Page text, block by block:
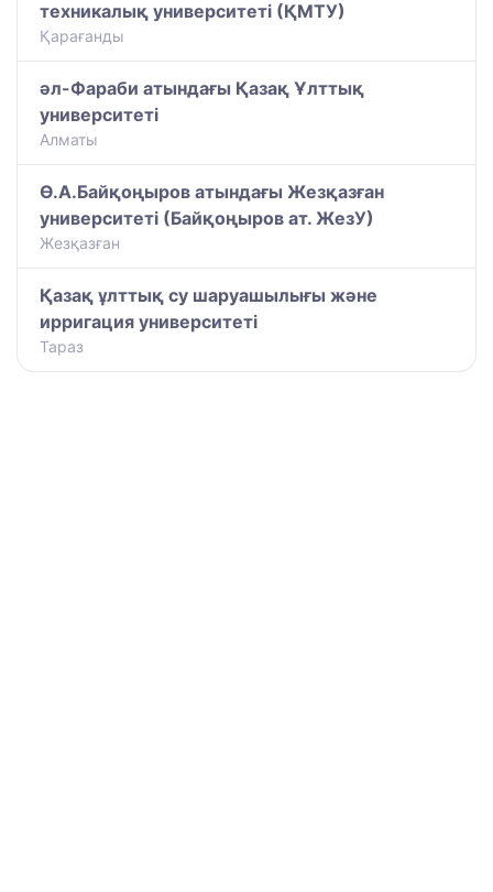
техникалық университеті (ҚМТУ)
Қарағанды
әл-Фараби атындағы Қазақ Ұлттық
университеті
Алматы
Ө.А.Байқоңыров атындағы Жезқазған
университеті (Байқоңыров ат. ЖезУ)
Жезқазған
​Қазақ ұлттық су шаруашылығы және
ирригация университеті
Тараз